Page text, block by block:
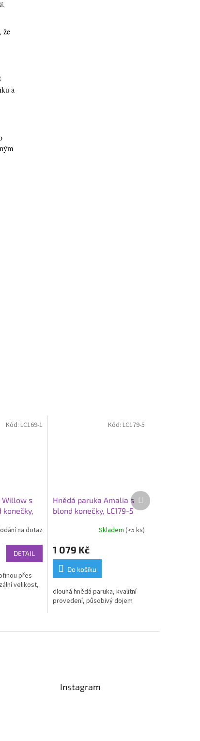
Willow s
konečky,
na dotaz
DETAIL
přes
velikost,
Kód:LC169-1
Hnědá paruka Amalia s
blond konečky, LC179-5
Skladem (>5 ks)
1 079 Kč
Do košíku
dlouhá hnědá paruka, kvalitní
provedení, působivý dojem
Kód: LC179-5
Další
produkt
že
a
Instagram